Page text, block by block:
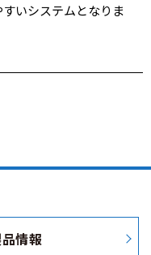
いシステムとなりま
情報